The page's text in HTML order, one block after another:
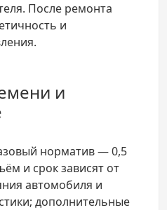
После ремонта
и
и
норматив — 0,5
и срок зависят от
автомобиля и
дополнительные